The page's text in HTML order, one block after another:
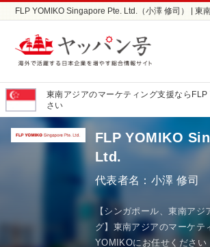
FLP YOMIKO Singapore Pte. Ltd.（小澤 修司） | 東
東南アジアのマーケティング支援なら
さい
FLP YOMIKO
Ltd.
代表者名：小澤 修司
【シンガポール、東南ア
グ】東南アジアのマーケテ
YOMIKOにお任せください